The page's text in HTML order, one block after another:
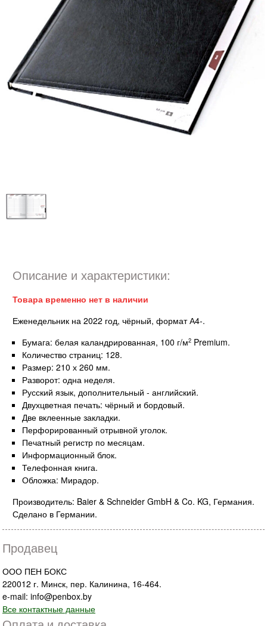
Описание и характеристики:
Товара временно нет в наличии
Еженедельник на 2022 год, чёрный, формат А4-.
Бумага: белая каландрированная, 100 г/м2 Premium.
Количество страниц: 128.
Размер: 210 х 260 мм.
Разворот: одна неделя.
Русский язык, дополнительный - английский.
Двухцветная печать: чёрный и бордовый.
Две вклеенные закладки.
Перфорированный отрывной уголок.
Печатный регистр по месяцам.
Информационный блок.
Телефонная книга.
Обложка: Мирадор.
Производитель: Baier & Schneider GmbH & Co. KG, Германия.
Сделано в Германии.
Продавец
ООО ПЕН БОКС
220012 г. Минск, пер. Калинина, 16-464.
e-mail: info@penbox.by
Все контактные данные